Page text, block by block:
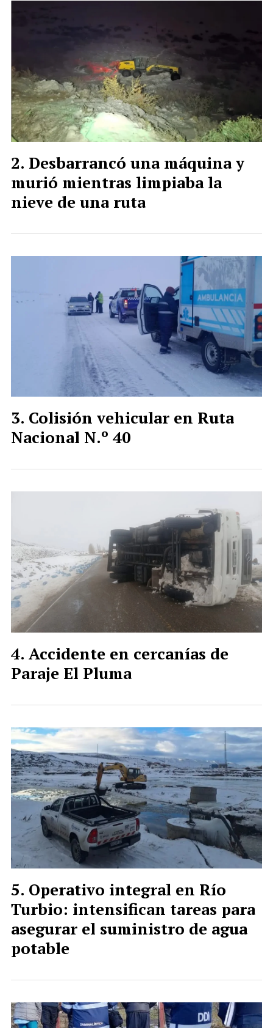
Desbarrancó una máquina y
murió mientras limpiaba la
nieve de una ruta
Colisión vehicular en Ruta
Nacional N.º 40
Accidente en cercanías de
Paraje El Pluma
Operativo integral en Río
Turbio: intensifican tareas para
asegurar el suministro de agua
potable